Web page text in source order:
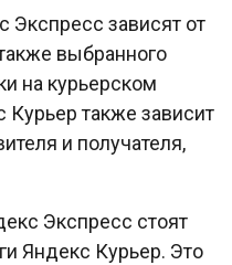
Экспресс зависят от
выбранного
на курьерском
также зависит
и получателя,
Экспресс стоят
Яндекс Курьер. Это